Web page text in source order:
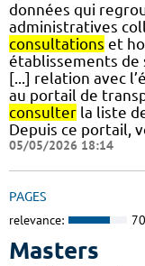
données qui
administratives
consultations et
établissements de
[...] relation avec
au portail de
consulter la liste
Depuis ce portail,
05/05/2026 18:14
PAGES
relevance:
Masters